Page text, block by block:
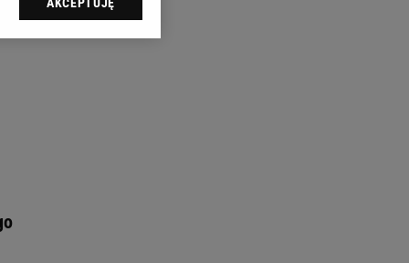
sp. z o.o., jej
swoje preferencje
celów identyfikacji.